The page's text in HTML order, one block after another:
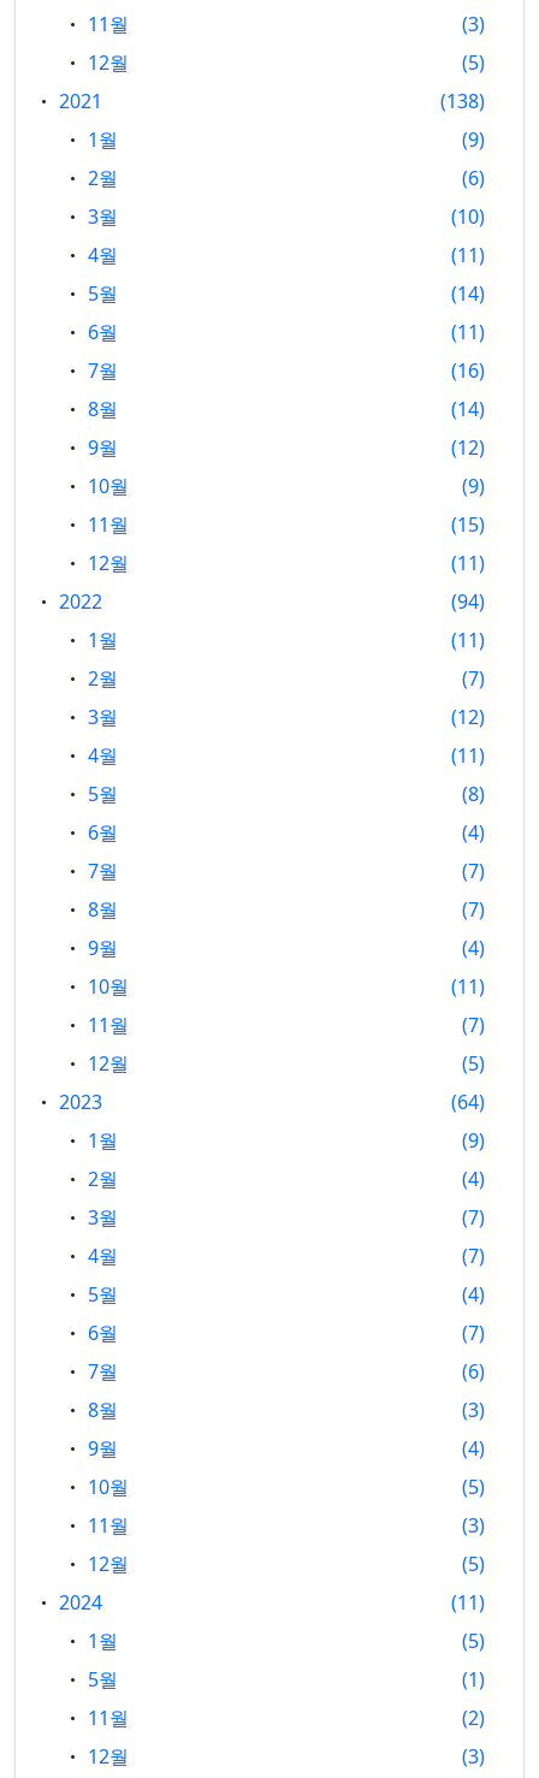
11월
3
12월
5
2021
138
1월
9
2월
6
3월
10
4월
11
5월
14
6월
11
7월
16
8월
14
9월
12
10월
9
11월
15
12월
11
2022
94
1월
11
2월
7
3월
12
4월
11
5월
8
6월
4
7월
7
8월
7
9월
4
10월
11
11월
7
12월
5
2023
64
1월
9
2월
4
3월
7
4월
7
5월
4
6월
7
7월
6
8월
3
9월
4
10월
5
11월
3
12월
5
2024
11
1월
5
5월
1
11월
2
12월
3